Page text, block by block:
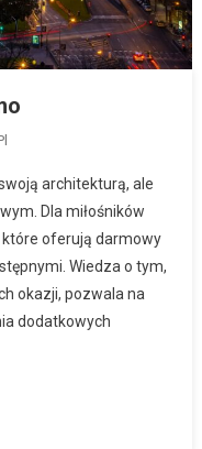
architekturą, ale
Dla miłośników
oferują darmowy
Wiedza o tym,
okazji, pozwala na
dodatkowych